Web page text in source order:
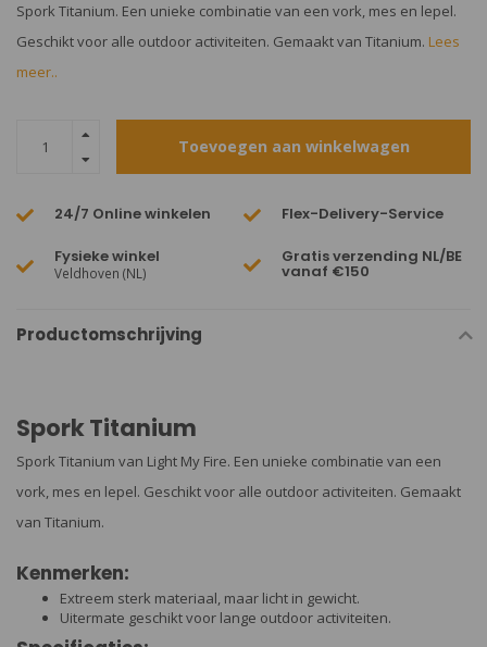
Spork Titanium. Een unieke combinatie van een vork, mes en lepel.
Geschikt voor alle outdoor activiteiten. Gemaakt van Titanium. Lees
meer..
Toevoegen aan winkelwagen
24/7 Online winkelen Flex-Delivery-Service
Fysieke winkel
Veldhoven (NL)
Gratis verzending NL/BE
vanaf €150
Productomschrijving
Spork Titanium
Spork Titanium van Light My Fire. Een unieke combinatie van een
vork, mes en lepel. Geschikt voor alle outdoor activiteiten. Gemaakt
van Titanium.
Kenmerken:
Extreem sterk materiaal, maar licht in gewicht.
Uitermate geschikt voor lange outdoor activiteiten.